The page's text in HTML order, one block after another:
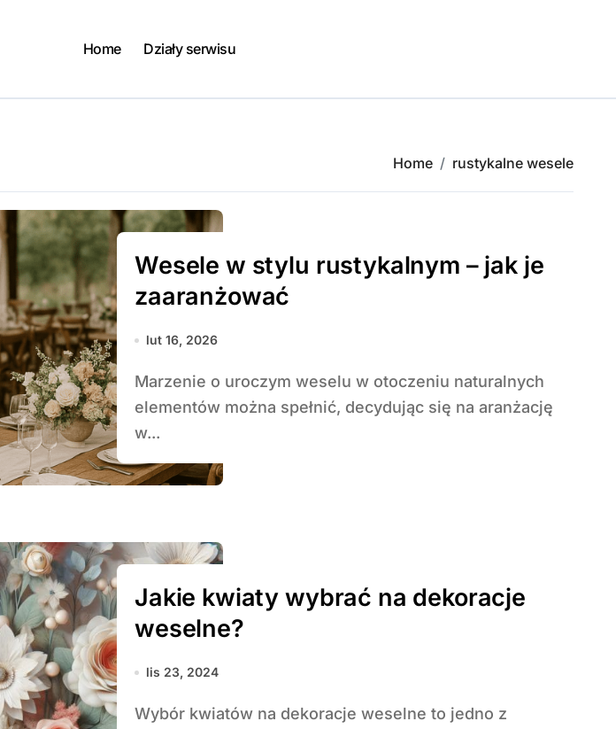
Home Działy serwisu
Home rustykalne wesele
Wesele w stylu rustykalnym – jak je
zaaranżować
lut 16, 2026
Marzenie o uroczym weselu w otoczeniu naturalnych
elementów można spełnić, decydując się na aranżację
w...
Jakie kwiaty wybrać na dekoracje
weselne?
lis 23, 2024
Wybór kwiatów na dekoracje weselne to jedno z